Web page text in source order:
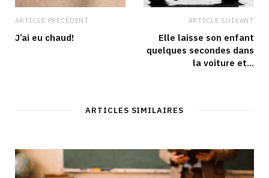
ARTICLE PRÉCÉDENT
J’ai eu chaud!
ARTICLE SUIVANT
Elle laisse son enfant
quelques secondes dans
la voiture et…
ARTICLES SIMILAIRES